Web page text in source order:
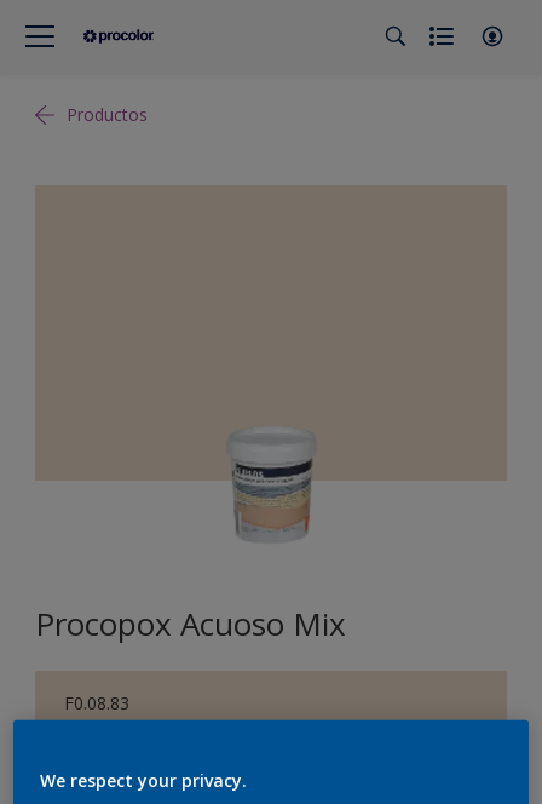
Productos
Procopox Acuoso Mix
F0.08.83
Tamaño
We respect your privacy.